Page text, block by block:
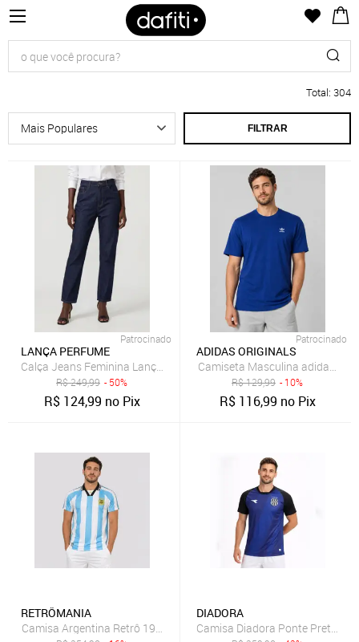
Total: 304
FILTRAR
Patrocinado
LANÇA PERFUME
Calça Jeans Feminina Lança Perfume Mom Luna Azul
R$249,99 - 50%
R$ 124,99 no Pix
Patrocinado
ADIDAS ORIGINALS
Camiseta Masculina adidas
R$129,99 - 10%
R$ 116,99 no Pix
RETRÔMANIA
Camisa Argentina Retrô 1998 Listrada Azul e Branco
DIADORA
Camisa Diadora Ponte Preta